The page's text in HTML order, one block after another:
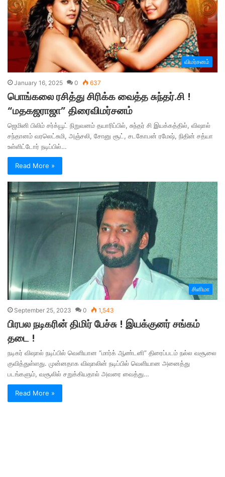
விமர்சனம்
January 16, 2025 0 637
பொங்கலை ரசித்து சிரிக்க வைத்த சுந்தர்.சி !
“மதகஜராஜா” திரைவிமர்சனம்
ஜெமினி பிலிம் சர்க்யூட் நிறுவனம் தயாரிப்பில், சுந்தர் சி இயக்கத்தில், விஷால்
சந்தானம் வரலெட்சுமி, அஞ்சலி, சோனு சூட், சடகோபன் ரமேஷ், நிதின் சத்யா
உள்ளிட்டோர் நடிப்பில்…
Read More »
சினிமா
September 25, 2023 0 1,543
பிரபல நடிகரின் திமிர் பேச்சு ! இயக்குனர் சங்கம்
தடை !
நடிகர் விஷால் நடிப்பில் வெளியான “மார்க் ஆண்டனி” திரைப்படம் நல்ல வசூலை
குவித்துள்ளது. முன்னதாக விஷாலின் நடிப்பில் வெளியான அனைத்து
படங்களும், வசூலில் சறுக்கியதால் அவரை வைத்து…
Read More »